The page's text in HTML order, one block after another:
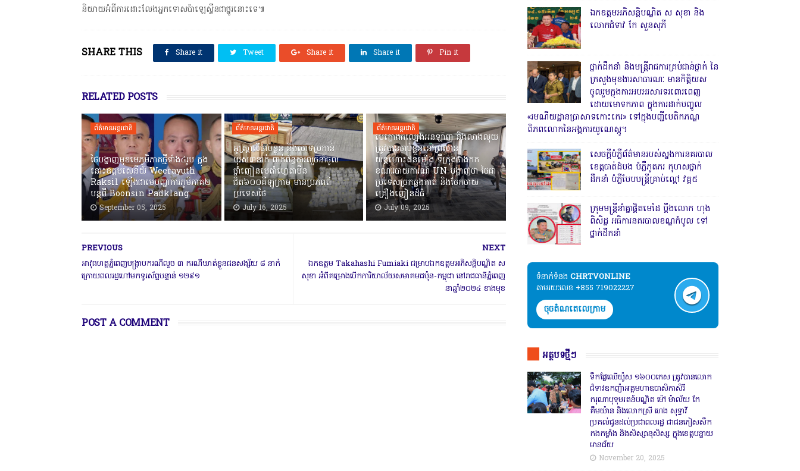
និយាយអំពីការដោះលែងអ្នកទោសប៉ាឡេស្ទីនជាថ្នូរនោះទេ៕
SHARE THIS Share it Tweet Share it Share it Pin it
RELATED POSTS
ព័ត៌មានអន្តរជាតិ
ថៃបង្ហាញមុខមេភូមិភាគថ្មីទាំង៤រូប ក្នុង
នោះឧត្តមសេនីយ៍ Weerayuth
Raksil ឡើងជាមេបញ្ជាការភូមិភាគ២
បន្តពី Boonsin Padklang
September 05, 2025
ព័ត៌មានអន្តរជាតិ
អូស្រ្តាលីចាប់ខ្លួន និងចោទប្រកាន់
បុរស៣នាក់ ពាក់ព័ន្ធការលួចនាំចូល
ថ្នាំញៀនមេតាំហ្វេតាមីន
ជិត៦០០គីឡូក្រាម មានប្រភពពី
ប្រទេសថៃ
July 16, 2025
ព័ត៌មានអន្តរជាតិ
មេក្លោងធំល្បែងអនឡាញ និងលាងលុយ
ត្រូវបានចាប់ខ្លួននៅព្រលាន
យន្តហោះដនមឿង ទីក្រុងបាងកក
ខណៈរបាយការណ៍ UN បង្ហាញថា ថៃជា
ប្រទេសច្រកឆ្លងកាត់ និងចែកចាយ
គ្រឿងញៀនដ៏ធំ
July 09, 2025
NEXT
ឯកឧត្តម Takahashi Fumiaki ជម្រាបឯកឧត្តមអភិសន្តិបណ្ឌិត ស
សុខា អំពីគម្រោងបើកការិយាល័យសមាគមជប៉ុន-កម្ពុជា នៅរាជធានីភ្នំពេញ
នាឆ្នាំ២០២៤ ខាងមុខ
PREVIOUS
អាវុធហត្ថភ្នំពេញបង្រ្កាបករណីលួច ៣ ករណីឃាត់ខ្លួនជនសង្ស័យ ៨ នាក់
ក្រោយពលរដ្ឋហៅមកទូរស័ព្ទបន្ទាន់ ១២៩១​
POST A COMMENT
ឯកឧត្តមអភិសន្តិបណ្ឌិត ស សុខា និង
លោកជំទាវ កែ សួនសុភី
ថ្នាក់ដឹកនាំ និងមន្ត្រីរាជការគ្រប់ជាន់ថ្នាក់ នៃ
ក្រសួងមុខងារសាធារណៈ មានកិត្តិយស
ចូលរួមក្នុងការអបអរសារទរពោរពេញ
ដោយមោទកភាព ក្នុងការដាក់បញ្ចូល
«រមណីយដ្ឋានប្រាសាទកោះកេរ» ទៅក្នុងបញ្ជីបេតិកភណ្ឌ
ពិភពលោកនៃអង្គការយូណេស្កូ។
សេចក្តីបំភ្លឺព័ត៌មានរបស់ស្នងការនគរបាល
ខេត្តបាត់ដំបង បំភ្លឺភូតភរ កុហសថ្នាក់
ដឹកនាំ បំភ្លឺបែបបន្ត្រីគ្រាប់ល្ពៅ វគ្គ៥
ក្រុមមន្ត្រីនាំគ្នាផ្ដិតមេដៃ ប្ដឹងលោក ហុង
ពិសិដ្ឋ អធិការនគរបាលខណ្ឌកំបូល ទៅ
ថ្នាក់ដឹកនាំ
ទំនាក់ទំនង​​ CHRTVONLINE
តាមរយៈលេខ +855 719022227
ចុចតំណតេលេក្រាម
អត្ថបទថ្មីៗ
ទឹកផ្លែឈើយ៉ូស ១៦០០កេស ត្រូវបានលោក
ជំទាវឧកញ៉ាអគ្គមហាឧបាសិកាសិរី
ករុណាបុទុមរតន៍បណ្ឌិត ម៉ៅ ម៉ាល័យ កែ
គឹមយ៉ាន និងលោកស្រី ហេង សុទ្ធាវី
ប្រគល់ជូនដល់ប្រជាពលរដ្ឋ ជាជនភៀសសឹក
កងកម្លាំង និងសិស្សានុសិស្ស ក្នុងខេត្តបន្ទាយ
មានជ័យ
November 20, 2025